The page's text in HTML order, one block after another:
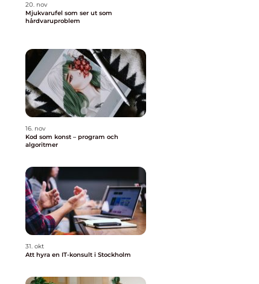
20. nov
Mjukvarufel som ser ut som
hårdvaruproblem
16. nov
Kod som konst – program och
algoritmer
31. okt
Att hyra en IT-konsult i Stockholm